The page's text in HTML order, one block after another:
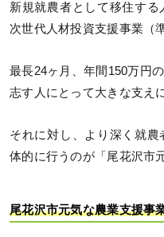
新規就農者として移住す
次世代人材投資支援事業（
最長24ヶ月、年間150万円
志す人にとって大きな支え
それに対し、より深く就
体的に行うのが「尾花沢市
尾花沢市元気な農業支援事